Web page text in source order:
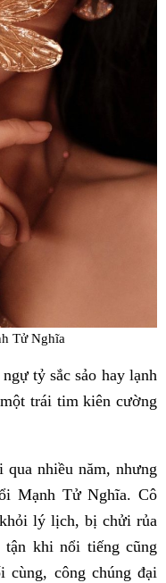
Tử Nghĩa
tỷ sắc sảo hay lạnh
trái tim kiên cường
qua nhiều năm, nhưng
Mạnh Tử Nghĩa. Cô
lý lịch, bị chửi rủa
khi nổi tiếng cũng
cùng, công chúng đại